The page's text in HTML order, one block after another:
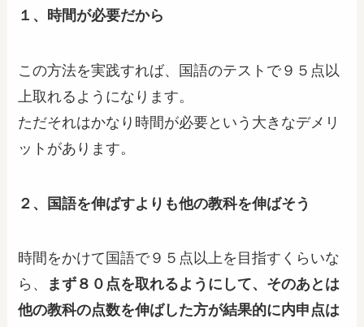
１、時間が必要だから
この方法を実践すれば、国語のテストで９５点以
上取れるようになります。
ただそれはかなり時間が必要という大きなデメリ
ットがあります。
２、国語を伸ばすよりも他の教科を伸ばそう
時間をかけて国語で９５点以上を目指すくらいな
ら、
まず８０点を取れるようにして、そのあとは
他の教科の点数を伸ばした方が結果的に内申点は